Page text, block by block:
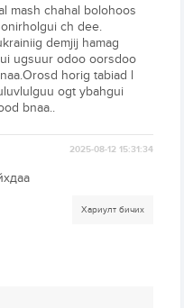
mash chahal bolohoos
ch dee.
demjij hamag
ugsuur odoo oorsdoo
horig tabiad l
ogt ybahgui
bnaa..
2025-08-12 15:31:34
Хариулт бичих